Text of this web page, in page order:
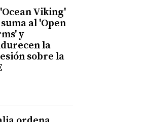
Viking'
suma al 'Open
y
la
sobre la